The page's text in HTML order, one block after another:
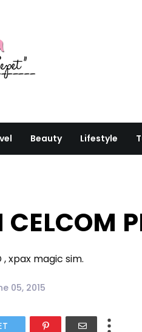
Beauty Lifestyle
, xpax magic sim.
05, 2015